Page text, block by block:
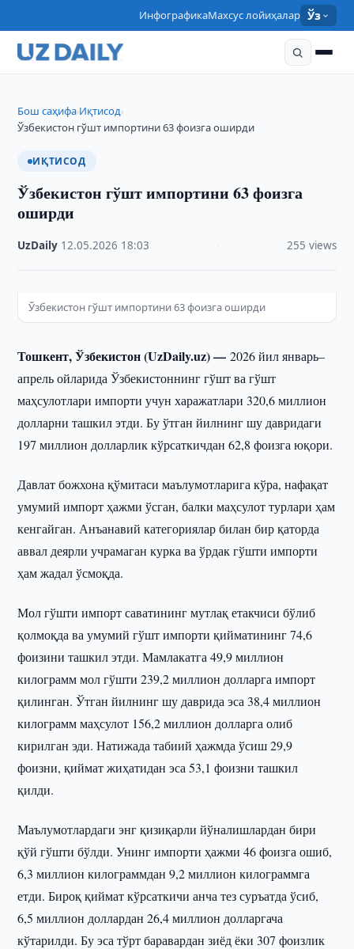
ИнфографикаМахсус лойиҳалар Ўз
Бош саҳифа›Иқтисод›
Ўзбекистон гўшт импортини 63 фоизга оширди
ИҚТИСОД
Ўзбекистон гўшт импортини 63 фоизга
оширди
UzDaily 12.05.2026 18:03 255 views
Ўзбекистон гўшт импортини 63 фоизга оширди
Тошкент, Ўзбекистон (UzDaily.uz) —2026 йил январь–
апрель ойларида Ўзбекистоннинг гўшт ва гўшт
маҳсулотлари импорти учун харажатлари 320,6 миллион
долларни ташкил этди. Бу ўтган йилнинг шу давридаги
197 миллион долларлик кўрсаткичдан 62,8 фоизга юқори.
Давлат божхона қўмитаси маълумотларига кўра, нафақат
умумий импорт ҳажми ўсган, балки маҳсулот турлари ҳам
кенгайган. Анъанавий категориялар билан бир қаторда
аввал деярли учрамаган курка ва ўрдак гўшти импорти
ҳам жадал ўсмоқда.
Мол гўшти импорт саватининг мутлақ етакчиси бўлиб
қолмоқда ва умумий гўшт импорти қийматининг 74,6
фоизини ташкил этди. Мамлакатга 49,9 миллион
килограмм мол гўшти 239,2 миллион долларга импорт
қилинган. Ўтган йилнинг шу даврида эса 38,4 миллион
килограмм маҳсулот 156,2 миллион долларга олиб
кирилган эди. Натижада табиий ҳажмда ўсиш 29,9
фоизни, қиймат жиҳатидан эса 53,1 фоизни ташкил
қилди.
Маълумотлардаги энг қизиқарли йўналишлардан бири
қўй гўшти бўлди. Унинг импорти ҳажми 46 фоизга ошиб,
6,3 миллион килограммдан 9,2 миллион килограммга
етди. Бироқ қиймат кўрсаткичи анча тез суръатда ўсиб,
6,5 миллион доллардан 26,4 миллион долларгача
кўтарилди. Бу эса тўрт баравардан зиёд ёки 307 фоизлик